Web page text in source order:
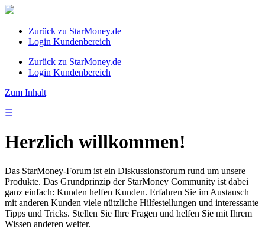
Zurück zu StarMoney.de
Login Kundenbereich
Zurück zu StarMoney.de
Login Kundenbereich
Zum Inhalt
☰
Herzlich willkommen!
Das StarMoney-Forum ist ein Diskussionsforum rund um unsere
Produkte. Das Grundprinzip der StarMoney Community ist dabei
ganz einfach: Kunden helfen Kunden. Erfahren Sie im Austausch
mit anderen Kunden viele nützliche Hilfestellungen und interessante
Tipps und Tricks. Stellen Sie Ihre Fragen und helfen Sie mit Ihrem
Wissen anderen weiter.